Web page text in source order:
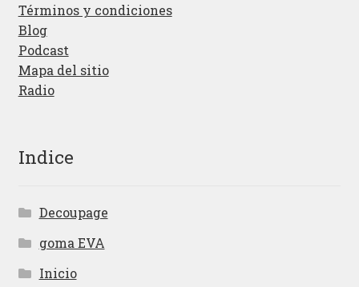
Términos y condiciones
Blog
Podcast
Mapa del sitio
Radio
Indice
Decoupage
goma EVA
Inicio